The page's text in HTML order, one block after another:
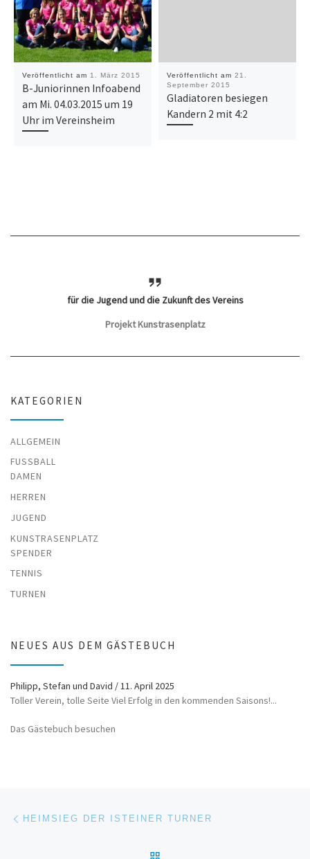
Veröffentlicht am 1. März 2015
B-Juniorinnen Infoabend
am Mi. 04.03.2015 um 19
Uhr im Vereinsheim
Veröffentlicht am 21.
September 2015
Gladiatoren besiegen
Kandern 2 mit 4:2
für die Jugend und die Zukunft des Vereins
Projekt Kunstrasenplatz
KATEGORIEN
ALLGEMEIN
FUSSBALL
DAMEN
HERREN
JUGEND
KUNSTRASENPLATZ
SPENDER
TENNIS
TURNEN
NEUES AUS DEM GÄSTEBUCH
Philipp, Stefan und David /11. April 2025
Toller Verein, tolle Seite Viel Erfolg in den kommenden Saisons!...
Das Gästebuch besuchen
HEIMSIEG DER ISTEINER TURNER